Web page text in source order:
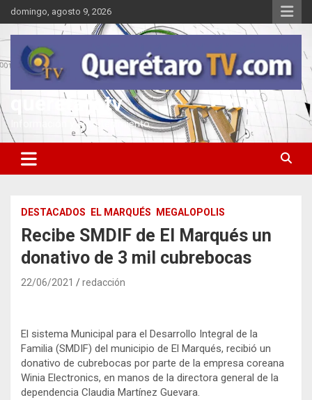
Saltar
al
contenido
domingo, agosto 9, 2026
queretarotv
Información y entretenimiento
DESTACADOS EL MARQUÉS MEGALOPOLIS
Recibe SMDIF de El Marqués un
donativo de 3 mil cubrebocas
22/06/2021 redacción
El sistema Municipal para el Desarrollo Integral de la
Familia (SMDIF) del municipio de El Marqués, recibió un
donativo de cubrebocas por parte de la empresa coreana
Winia Electronics, en manos de la directora general de la
dependencia Claudia Martínez Guevara.